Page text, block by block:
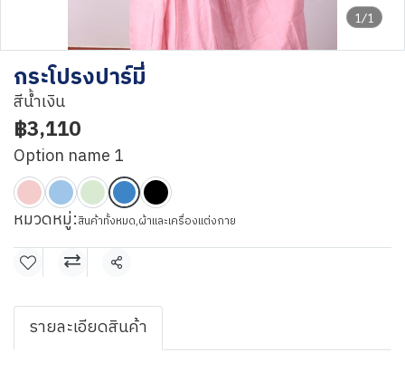
1/1
กระโปรงปาร์มี่
สีน้ำเงิน
฿3,110
Option name 1
หมวดหมู่:สินค้าทั้งหมด,ผ้าและเครื่องแต่งกาย
แชร์
รายละเอียดสินค้า